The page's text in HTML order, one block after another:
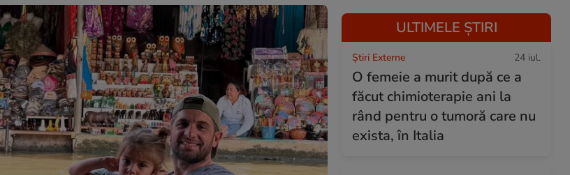
ULTIMELE ȘTIRI
Știri Externe 24 iul.
O femeie a murit după ce a
făcut chimioterapie ani la
rând pentru o tumoră care nu
exista, în Italia